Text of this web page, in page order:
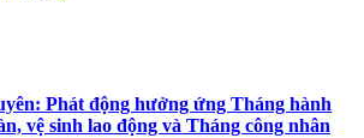
Phát động hưởng ứng Tháng hành
vệ sinh lao động và Tháng công nhân